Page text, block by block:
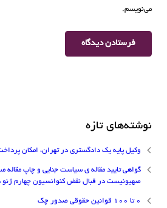
می‌نویسم.
نوشته‌های تازه
وکیل پایه یک دادگستری در تهران، امکان
گواهی تایید مقاله ی سیاست جنایی و چاپ مقاله
صهیونیست در قبال نقض کنوانسیون چهارم ژنو
۰ تا ۱۰۰ قوانین حقوقی صدور چک